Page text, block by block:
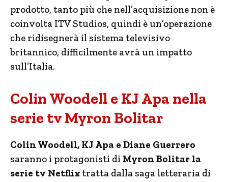
prodotto, tanto più che nell’acquisizione non è
coinvolta ITV Studios, quindi è un’operazione
che ridisegnerà il sistema televisivo
britannico, difficilmente avrà un impatto
sull’Italia.
Colin Woodell e KJ Apa nella
serie tv Myron Bolitar
Colin Woodell, KJ Apa e Diane Guerrero
saranno i protagonisti di Myron Bolitar la
serie tv Netflix tratta dalla saga letteraria di